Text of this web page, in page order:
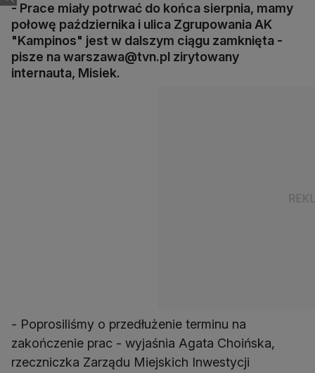
- Prace miały potrwać do końca sierpnia, mamy
połowę października i ulica Zgrupowania AK
"Kampinos" jest w dalszym ciągu zamknięta -
pisze na warszawa@tvn.pl zirytowany
internauta, Misiek.
- Poprosiliśmy o przedłużenie terminu na
zakończenie prac - wyjaśnia Agata Choińska,
rzeczniczka Zarządu Miejskich Inwestycji